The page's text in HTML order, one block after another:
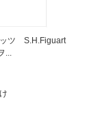
ツ S.H.Figuart
...